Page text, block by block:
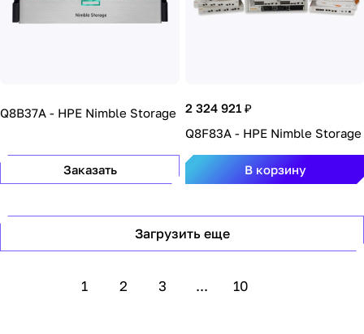
Q8B37A - HPE Nimble Storage
Заказать
2 324 921 ₽
Q8F83A - HPE Nimble Storage
В корзину
Загрузить еще
1 2 3 ... 10